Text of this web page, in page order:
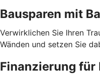
Bausparen mit
Verwirklichen Sie Ihren
Wänden und setzen Sie
Finanzierung für